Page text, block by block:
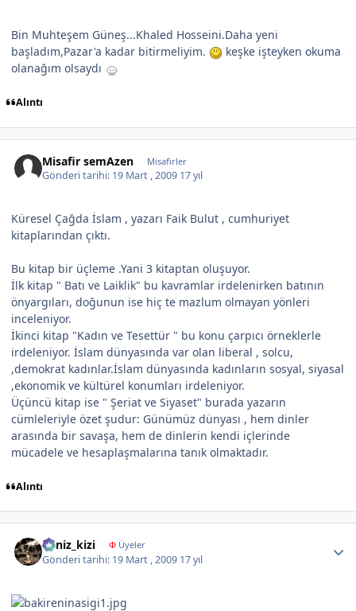
Bin Muhteşem Güneş...Khaled Hosseini.Daha yeni
başladım,Pazar'a kadar bitirmeliyim.
keşke işteyken okuma
olanağım olsaydı
Alıntı
Misafir semAzen Misafirler
Gönderi tarihi: 19 Mart , 2009 17 yıl
Küresel Çağda İslam , yazarı Faik Bulut , cumhuriyet
kitaplarından çıktı.
Bu kitap bir üçleme .Yani 3 kitaptan oluşuyor.
İlk kitap " Batı ve Laiklik" bu kavramlar irdelenirken batının
önyargıları, doğunun ise hiç te mazlum olmayan yönleri
inceleniyor.
İkinci kitap "Kadın ve Tesettür " bu konu çarpıcı örneklerle
irdeleniyor. İslam dünyasında var olan liberal , solcu,
,demokrat kadınlar.İslam dünyasında kadınların sosyal, siyasal
,ekonomik ve kültürel konumları irdeleniyor.
Üçüncü kitap ise " Şeriat ve Siyaset" burada yazarın
cümleleriyle özet şudur: Günümüz dünyası , hem dinler
arasında bir savaşa, hem de dinlerin kendi içlerinde
mücadele ve hesaplaşmalarına tanık olmaktadır.
Alıntı
deniz_kizi ΦÜyeler
Gönderi tarihi: 19 Mart , 2009 17 yıl